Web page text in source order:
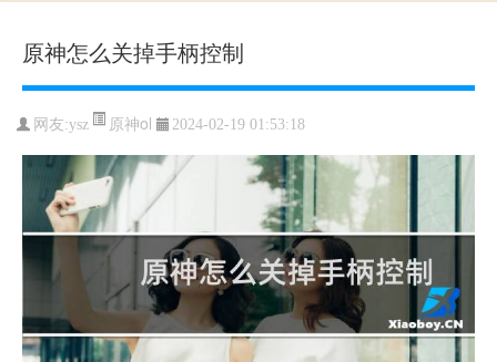
原神怎么关掉手柄控制
网友:ysz 原神ol 2024-02-19 01:53:18